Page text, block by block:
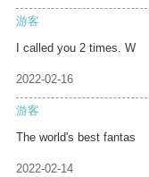
游客
I called you 2 times. W
2022-02-16
游客
The world's best fantas
2022-02-14